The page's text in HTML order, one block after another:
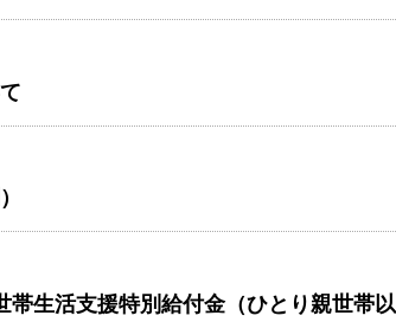
生活支援特別給付金（ひとり親世帯以